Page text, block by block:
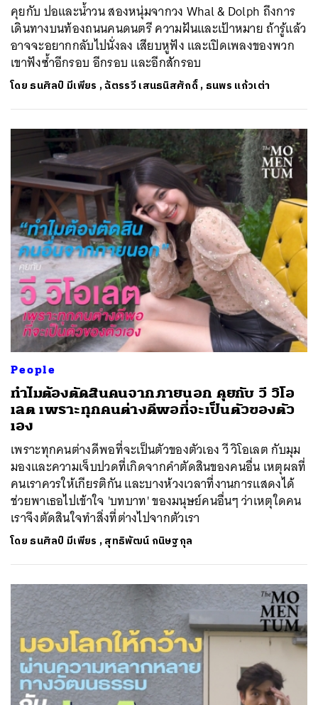
คุยกับ ปอและน้ำวน สองหนุ่มจากวง Whal & Dolph ถึงการ
เดินทางบนท้องถนนคนดนตรี ความฝันและเป้าหมาย ถ้ารู้แล้ว
อาจจะอยากกลับไปนั่งลง เสียบหูฟัง และเปิดเพลงของพวก
เขาฟังซ้ำอีกรอบ อีกรอบ และอีกสักรอบ
โดย ธนศิลป์ มีเพียร ,ฉัตรรวี เสนธนิสศักดิ์, ธนพร แก้วเต่า
People
ทำไมต้องตัดสินคนจากภายนอก คุยกับ วี วิโอ
เลต เพราะทุกคนต่างดีพอที่จะเป็นตัวของตัว
เอง
เพราะทุกคนต่างดีพอที่จะเป็นตัวของตัวเอง วี วิโอเลต กับมุม
มองและความเจ็บปวดที่เกิดจากคำตัดสินของคนอื่น เหตุผลที่
คนเราควรให้เกียรติกัน และบางห้วงเวลาที่งานการแสดงได้
ช่วยพาเธอไปเข้าใจ 'บทบาท' ของมนุษย์คนอื่นๆ ว่าเหตุใดคน
เราจึงตัดสินใจทำสิ่งที่ต่างไปจากตัวเรา
โดย ธนศิลป์ มีเพียร ,สุทธิพัฒน์ กนิษฐกุล